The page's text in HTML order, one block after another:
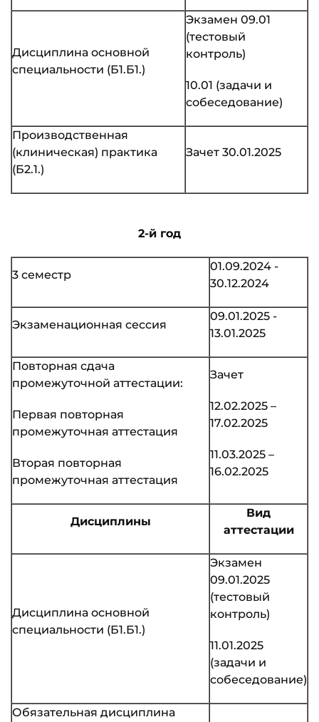
Дисциплина основной
специальности (Б1.Б1.)
Экзамен 09.01
(тестовый
контроль)
10.01 (задачи и
собеседование)
Производственная
(клиническая) практика
(Б2.1.)
Зачет 30.01.2025
2-й год
3 семестр
01.09.2024 -
30.12.2024
Экзаменационная сессия
09.01.2025 -
13.01.2025
Повторная сдача
промежуточной аттестации:
Первая повторная
промежуточная аттестация
Вторая повторная
промежуточная аттестация
Зачет
12.02.2025 –
17.02.2025
11.03.2025 –
16.02.2025
Дисциплины
Вид
аттестации
Дисциплина основной
специальности (Б1.Б1.)
Экзамен
09.01.2025
(тестовый
контроль)
11.01.2025
(задачи и
собеседование)
Обязательная дисциплина